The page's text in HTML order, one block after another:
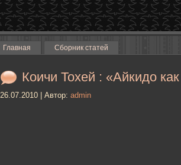
Главная Сборник статей
Коичи Тохей : «Айкидо
26.07.2010 | Автор: admin